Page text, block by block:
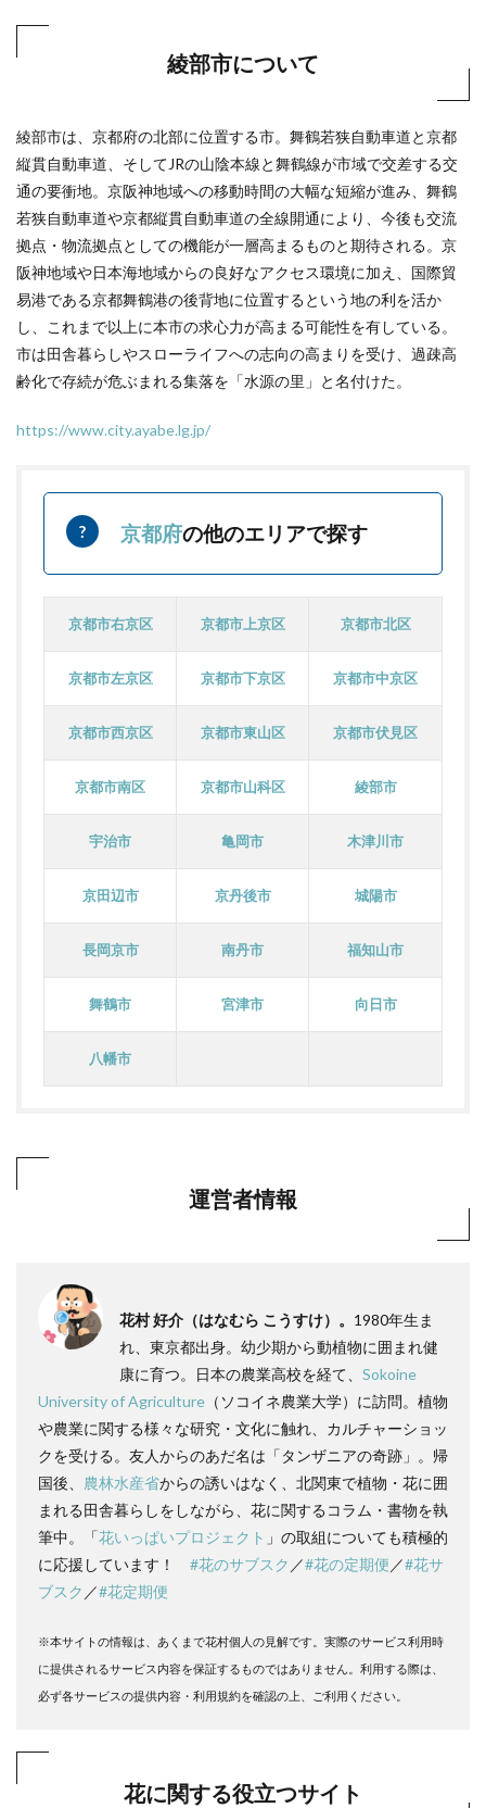
綾部市について
綾部市は、京都府の北部に位置する市。舞鶴若狭自動車道と京都
縦貫自動車道、そしてJRの山陰本線と舞鶴線が市域で交差する交
通の要衝地。京阪神地域への移動時間の大幅な短縮が進み、舞鶴
若狭自動車道や京都縦貫自動車道の全線開通により、今後も交流
拠点・物流拠点としての機能が一層高まるものと期待される。京
阪神地域や日本海地域からの良好なアクセス環境に加え、国際貿
易港である京都舞鶴港の後背地に位置するという地の利を活か
し、これまで以上に本市の求心力が高まる可能性を有している。
市は田舎暮らしやスローライフへの志向の高まりを受け、過疎高
齢化で存続が危ぶまれる集落を「水源の里」と名付けた。
https://www.city.ayabe.lg.jp/
京都府の他のエリアで探す
京都市右京区 京都市上京区 京都市北区
京都市左京区 京都市下京区 京都市中京区
京都市西京区 京都市東山区 京都市伏見区
京都市南区 京都市山科区 綾部市
宇治市 亀岡市 木津川市
京田辺市 京丹後市 城陽市
長岡京市 南丹市 福知山市
舞鶴市 宮津市 向日市
八幡市
運営者情報
花村 好介（はなむら こうすけ）。 1980年生ま
れ、東京都出身。幼少期から動植物に囲まれ健
康に育つ。日本の農業高校を経て、 Sokoine
University of Agriculture （ソコイネ農業大学）に訪問。植物
や農業に関する様々な研究・文化に触れ、カルチャーショッ
クを受ける。友人からのあだ名は「タンザニアの奇跡」。帰
国後、 農林水産省からの誘いはなく、北関東で植物・花に囲
まれる田舎暮らしをしながら、花に関するコラム・書物を執
筆中。「花いっぱいプロジェクト 」の取組についても積極的
に応援しています！ #花のサブスク ／#花の定期便 ／#花サ
ブスク ／#花定期便
※本サイトの情報は、あくまで花村個人の見解です。実際のサービス利用時
に提供されるサービス内容を保証するものではありません。利用する際は、
必ず各サービスの提供内容・利用規約を確認の上、ご利用ください。
花に関する役立つサイト